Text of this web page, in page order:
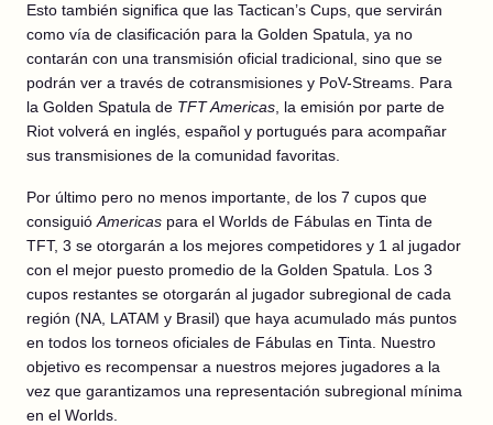
Esto también significa que las Tactican’s Cups, que servirán
como vía de clasificación para la Golden Spatula, ya no
contarán con una transmisión oficial tradicional, sino que se
podrán ver a través de cotransmisiones y PoV-Streams. Para
la Golden Spatula de TFT Americas , la emisión por parte de
Riot volverá en inglés, español y portugués para acompañar
sus transmisiones de la comunidad favoritas.
Por último pero no menos importante, de los 7 cupos que
consiguió Americas para el Worlds de Fábulas en Tinta de
TFT, 3 se otorgarán a los mejores competidores y 1 al jugador
con el mejor puesto promedio de la Golden Spatula. Los 3
cupos restantes se otorgarán al jugador subregional de cada
región (NA, LATAM y Brasil) que haya acumulado más puntos
en todos los torneos oficiales de Fábulas en Tinta. Nuestro
objetivo es recompensar a nuestros mejores jugadores a la
vez que garantizamos una representación subregional mínima
en el Worlds.